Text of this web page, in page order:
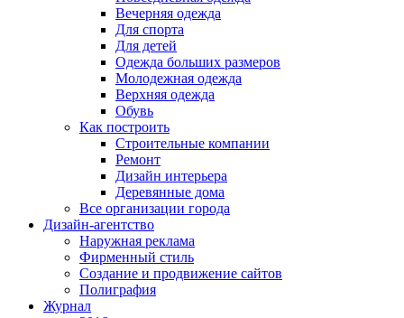
Вечерняя одежда
Для спорта
Для детей
Одежда больших размеров
Молодежная одежда
Верхняя одежда
Обувь
Как построить
Строительные компании
Ремонт
Дизайн интерьера
Деревянные дома
Все организации города
Дизайн-агентство
Наружная реклама
Фирменный стиль
Создание и продвижение сайтов
Полиграфия
Журнал